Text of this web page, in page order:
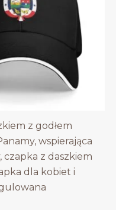
z godłem
wspierająca
czapka z daszkiem
dla kobiet i